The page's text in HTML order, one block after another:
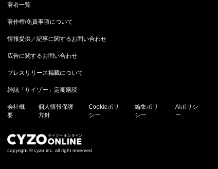
著者一覧
著作権/免責事項について
情報提供／記事に関するお問い合わせ
広告に関するお問い合わせ
プレスリリース掲載について
雑誌「サイゾー」定期購読
会社概
要
個人情報保護
方針
Cookieポリ
シー
編集ポリ
シー
AIポリシ
ー
copyright © cyzo inc. all right reserved